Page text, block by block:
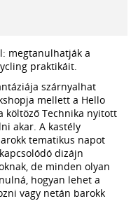
megtanulhatják a
praktikáit.
szárnyalhat
mellett a Hello
költöző Technika nyitott
akar. A kastély
tematikus napot
dizájn
de minden olyan
hogyan lehet a
vagy netán barokk